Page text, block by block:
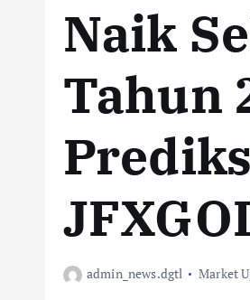
Naik
Tahun
admin_news.dgtl Market